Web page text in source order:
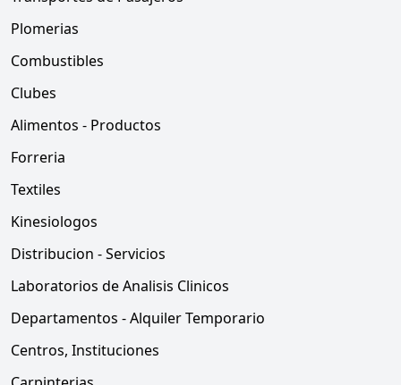
Plomerias
Combustibles
Clubes
Alimentos - Productos
Forreria
Textiles
Kinesiologos
Distribucion - Servicios
Laboratorios de Analisis Clinicos
Departamentos - Alquiler Temporario
Centros, Instituciones